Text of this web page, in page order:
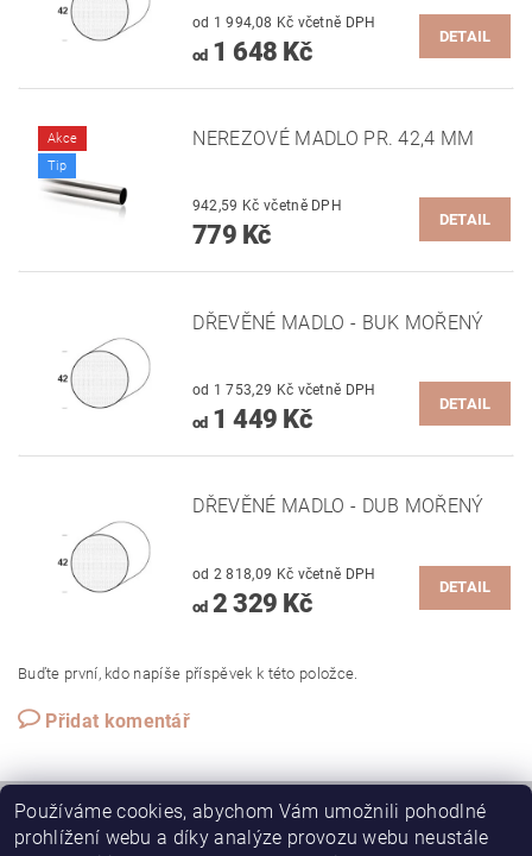
od 1 994,08 Kč včetně DPH
od1 648 Kč
DETAIL
Akce
Tip
NEREZOVÉ MADLO PR. 42,4 MM
942,59 Kč včetně DPH
779 Kč
DETAIL
DŘEVĚNÉ MADLO - BUK MOŘENÝ
od 1 753,29 Kč včetně DPH
od1 449 Kč
DETAIL
DŘEVĚNÉ MADLO - DUB MOŘENÝ
od 2 818,09 Kč včetně DPH
od2 329 Kč
DETAIL
Buďte první, kdo napíše příspěvek k této položce.
Přidat komentář
Používáme cookies, abychom Vám umožnili pohodlné
prohlížení webu a díky analýze provozu webu neustále